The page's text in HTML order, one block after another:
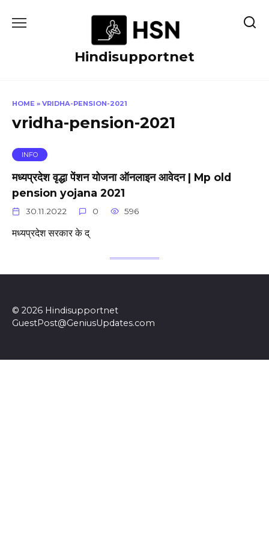
Hindisupportnet
HOME » VRIDHA-PENSION-2021
vridha-pension-2021
INFO
मध्यप्रदेश वृद्धा पेंशन योजना ऑनलाइन आवेदन | Mp old
pension yojana 2021
30.11.2022 0 596
मध्यप्रदेश सरकार के द्
© 2026 Hindisupportnet
GuestPost@GeniusUpdates.com